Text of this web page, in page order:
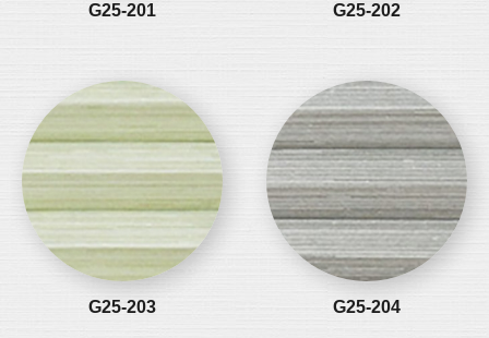
G25-201 G25-202
G25-203 G25-204